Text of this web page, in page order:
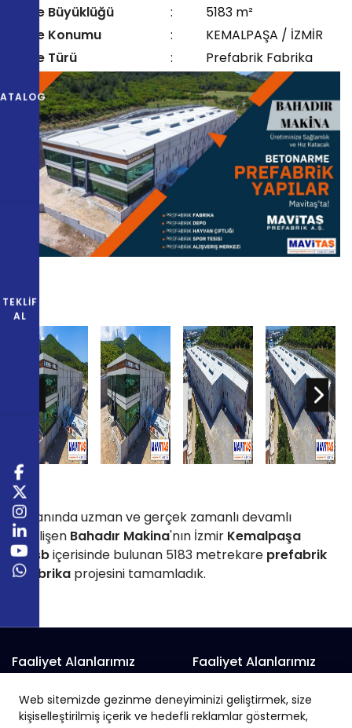
Web sitemizde gezinme deneyiminizi geliştirmek, size
kişiselleştirilmiş içerik ve hedefli reklamlar göstermek,
Proje Büyüklüğü
:
5183 m²
Proje Konumu
:
KEMALPAŞA / İZMİR
Proje Türü
: Prefabrik Fabrika
Alanında uzman ve gerçek zamanlı devamlı
gelişen Bahadır Makina'nın İzmir Kemalpaşa
Osbiçerisinde bulunan 5183 metrekare prefabrik
fabrika projesini tamamladık.
TEKLIF
AL
Faaliyet Alanlarımız
Prefabrik Alışveriş Merkezi
Prefabrik Belediye Binaları
Faaliyet Alanlarımız
Prefabrik Fabrika
Prefabrik Hayvan Çiftliği